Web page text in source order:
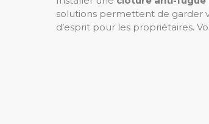
solutions permettent de garder
d’esprit pour les propriétaires.